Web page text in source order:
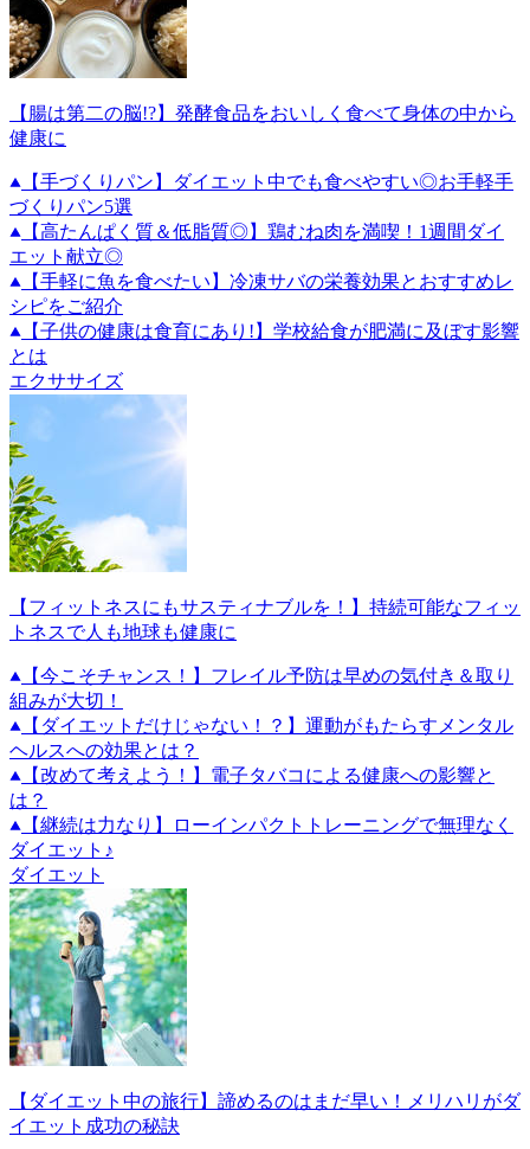
【腸は第二の脳!?】発酵食品をおいしく食べて身体の中から
健康に
【手づくりパン】ダイエット中でも食べやすい◎お手軽手
づくりパン5選
【高たんぱく質＆低脂質◎】鶏むね肉を満喫！1週間ダイ
エット献立◎
【手軽に魚を食べたい】冷凍サバの栄養効果とおすすめレ
シピをご紹介
【子供の健康は食育にあり!】学校給食が肥満に及ぼす影響
とは
エクササイズ
【フィットネスにもサスティナブルを！】持続可能なフィッ
トネスで人も地球も健康に
【今こそチャンス！】フレイル予防は早めの気付き＆取り
組みが大切！
【ダイエットだけじゃない！？】運動がもたらすメンタル
ヘルスへの効果とは？
【改めて考えよう！】電子タバコによる健康への影響と
は？
【継続は力なり】ローインパクトトレーニングで無理なく
ダイエット♪
ダイエット
【ダイエット中の旅行】諦めるのはまだ早い！メリハリがダ
イエット成功の秘訣